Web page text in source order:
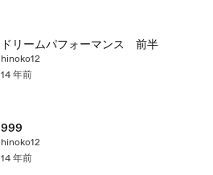
ドリームパフォーマンス 前半
hinoko12
14 年前
999
hinoko12
14 年前